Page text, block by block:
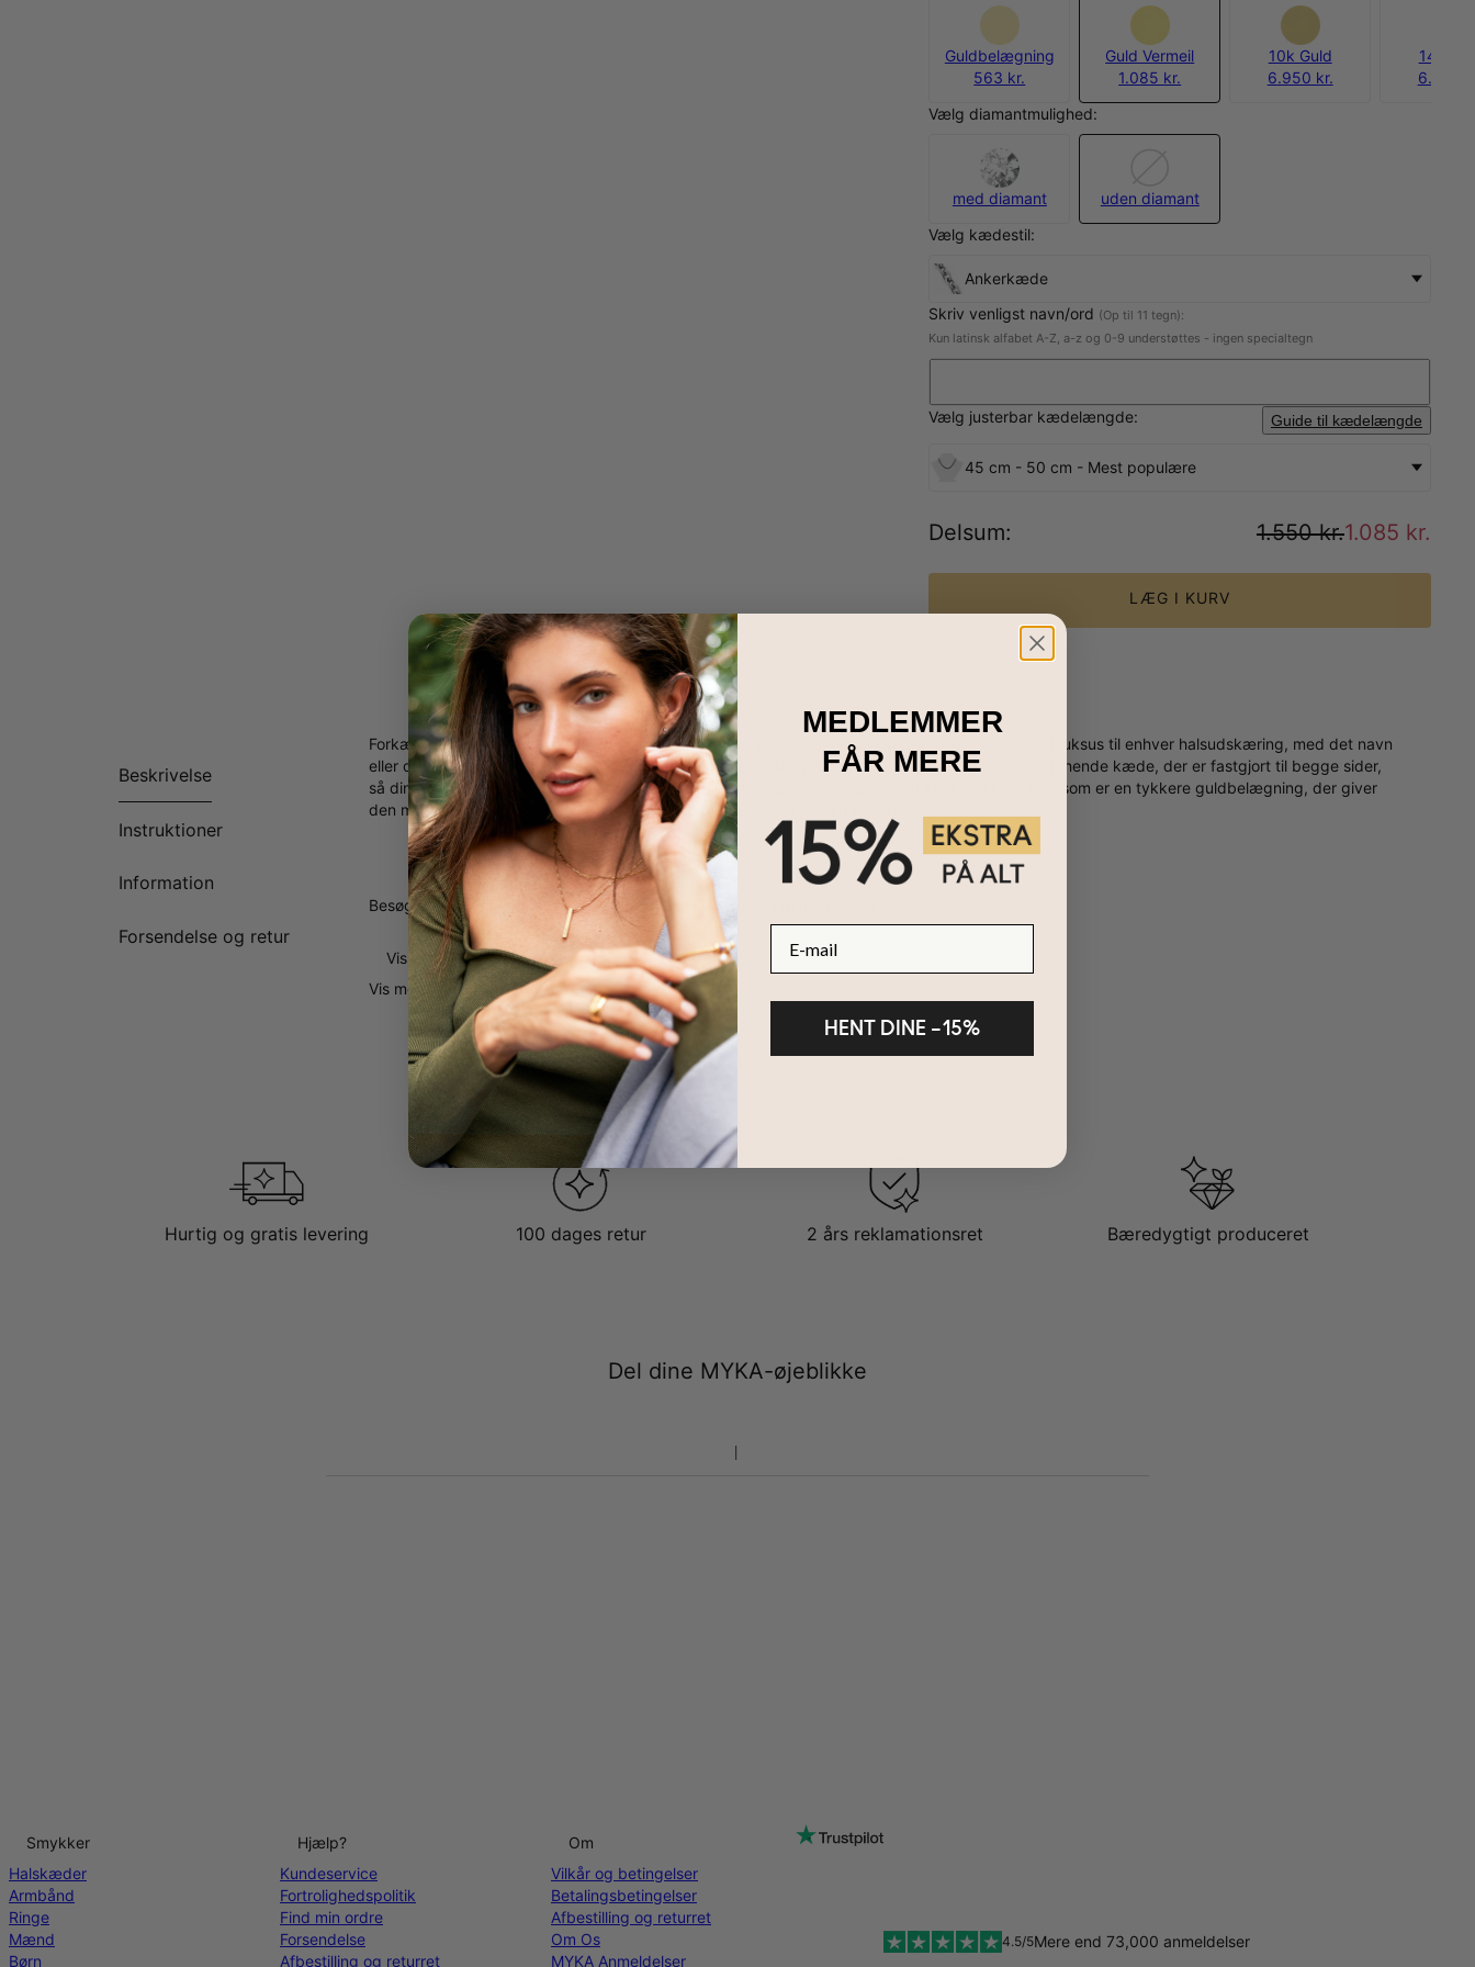
Guldbelægning
563 kr.
Guld Vermeil
1.085 kr.
10k Guld
6.950 kr.
14k
6.950
Vælg diamantmulighed:
med diamant
uden diamant
Vælg kædestil:
Ankerkæde
Skriv venligst navn/ord (Op til 11 tegn):
Kun latinsk alfabet A-Z, a-z og 0-9 understøttes - ingen specialtegn
Vælg justerbar kædelængde: Guide til kædelængde
45 cm - 50 cm - Mest populære
Delsum: 1.550 kr.1.085 kr.
LÆG I KURV
Beskrivelse
Instruktioner
Information
Forsendelse og retur
Forkæl dig selv eller en, du elsker! Vores Arabisk Navnehalskæde i guld vermeil giver et strejf af luksus til enhver halsudskæring, med det navn
eller det valgte ord, indskrevet på smukt detaljeret arabisk. Vedhænget præsenteres på en matchende kæde, der er fastgjort til begge sider,
så din halskæde forbliver perfekt centreret. Denne halskæde er håndlavet af 18kt. guld Vermeil, som er en tykkere guldbelægning, der giver
den mere styrke og holdbarhed end standard guldbelægning. Den tilbyder:
Ét navn / èt ord
"Elegant arabisk alfabet skrifttype
Matchende kæde
Besøg voresguld vermeil guide, hvor du kan læse mere om materialet!
Vis mere
DERFOR KOMMER DU TIL AT ELSKE DEN:
Denne halskæde er en fantastisk måde at introducere dig selv på, og den er dejlig med ethvert outfit. Som en gave til en speciel person bliver
den altid godt modtaget. Meningsfuldt og smukt: Den er perfekt!
FLERE VALG:
Denne halskæde fås også i
sterlingsølv, 18kt. guldbelægning
navnehalskæder
. Det er nemt at finde den perfekte stil til alle på din liste! Også vist i den arabisk navnehalskæde kollektion
Vis mere Vis mindre
Hurtig og gratis levering 100 dages retur 2 års reklamationsret Bæredygtigt produceret
Del dine MYKA-øjeblikke
Smykker
Halskæder
Armbånd
Ringe
Mænd
Børn
Hjælp?
Kundeservice
Fortrolighedspolitik
Find min ordre
Forsendelse
Afbestilling og returret
Om
Vilkår og betingelser
Betalingsbetingelser
Afbestilling og returret
Om Os
MYKA Anmeldelser
4.5/5Mere end 73,000 anmeldelser
MEDLEMMER
FÅR MERE
HENT DINE –15%